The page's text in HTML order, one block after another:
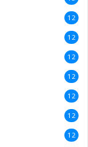
12
12
12
12
12
12
12